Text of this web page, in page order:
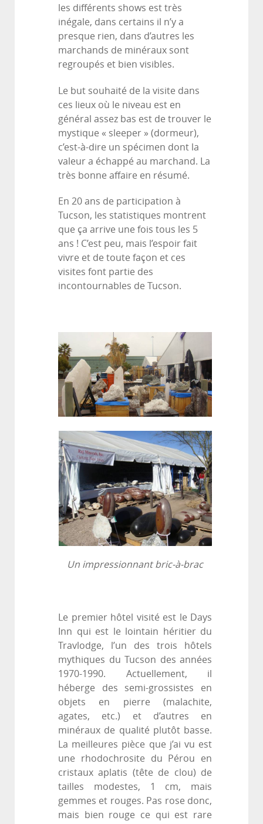
les différents shows est très
inégale, dans certains il n’y a
presque rien, dans d’autres les
marchands de minéraux sont
regroupés et bien visibles.
Le but souhaité de la visite dans
ces lieux où le niveau est en
général assez bas est de trouver le
mystique « sleeper » (dormeur),
c’est-à-dire un spécimen dont la
valeur a échappé au marchand. La
très bonne affaire en résumé.
En 20 ans de participation à
Tucson, les statistiques montrent
que ça arrive une fois tous les 5
ans ! C’est peu, mais l’espoir fait
vivre et de toute façon et ces
visites font partie des
incontournables de Tucson.
Un impressionnant bric-à-brac
Le premier hôtel visité est le Days
Inn qui est le lointain héritier du
Travlodge, l’un des trois hôtels
mythiques du Tucson des années
1970-1990. Actuellement, il
héberge des semi-grossistes en
objets en pierre (malachite,
agates, etc.) et d’autres en
minéraux de qualité plutôt basse.
La meilleures pièce que j’ai vu est
une rhodochrosite du Pérou en
cristaux aplatis (tête de clou) de
tailles modestes, 1 cm, mais
gemmes et rouges. Pas rose donc,
mais bien rouge ce qui est rare